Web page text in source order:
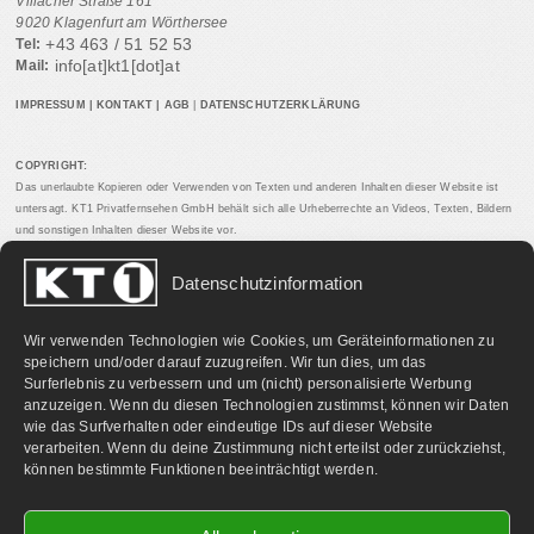
Datenschutzinformation
Wir verwenden Technologien wie Cookies, um Geräteinformationen zu
speichern und/oder darauf zuzugreifen. Wir tun dies, um das
Surferlebnis zu verbessern und um (nicht) personalisierte Werbung
anzuzeigen. Wenn du diesen Technologien zustimmst, können wir Daten
wie das Surfverhalten oder eindeutige IDs auf dieser Website
verarbeiten. Wenn du deine Zustimmung nicht erteilst oder zurückziehst,
können bestimmte Funktionen beeinträchtigt werden.
9020 Klagenfurt am Wörthersee
Tel: +43 463 / 51 52 53
Mail: info[at]kt1[dot]at
IMPRESSUM KONTAKT AGB DATENSCHUTZERKLÄRUNG
COPYRIGHT:
Das unerlaubte Kopieren oder Verwenden von Texten und anderen Inhalten dieser Website ist
untersagt. KT1 Privatfernsehen GmbH behält sich alle Urheberrechte an Videos, Texten, Bildern
und sonstigen Inhalten dieser Website vor.
PARTNERLINKS: